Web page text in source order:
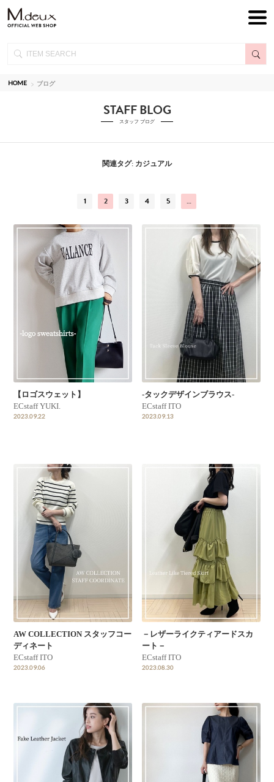
HOME ブログ
STAFF BLOG
スタッフ ブログ
関連タグ: カジュアル
1 2 3 4 5 …
【ロゴスウェット】
ECstaff YUKI.
2023.09.22
-タックデザインブラウス-
ECstaff ITO
2023.09.13
AW COLLECTION スタッフコー
ディネート
ECstaff ITO
2023.09.06
－レザーライクティアードスカ
ート－
ECstaff ITO
2023.08.30